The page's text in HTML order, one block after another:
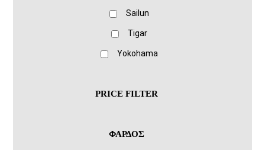
Sailun
Tigar
Yokohama
PRICE FILTER
ΦΑΡΔΟΣ